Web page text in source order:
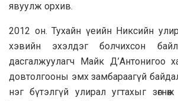
явуулж орхив.
2012 он. Тухайн үеийн Никсийн
хэвийн эхэлдэг болчихсон
дасгалжуулагч Майк Д’Антонигоо
довтолгооны эмх замбараагүй
нэг бүтэлгүй улирал угтахыг